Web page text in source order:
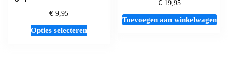
€9,95
Opties selecterenDit
€19,95
Toevoegen aan winkelwagen